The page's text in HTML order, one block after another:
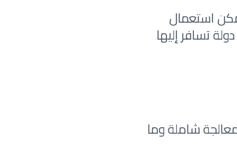
استعمال
تسافر إليها
شاملة وما